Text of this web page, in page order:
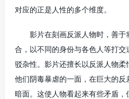
对应的正是人性的多个维度。
影片在刻画反派人物时，善于
合，以不同的身份与各色人等打交
驳杂性。影片还擅长以反派人物
他们阴毒暴虐的一面，在巨大的
暗面。这使人物看起来有些矛盾